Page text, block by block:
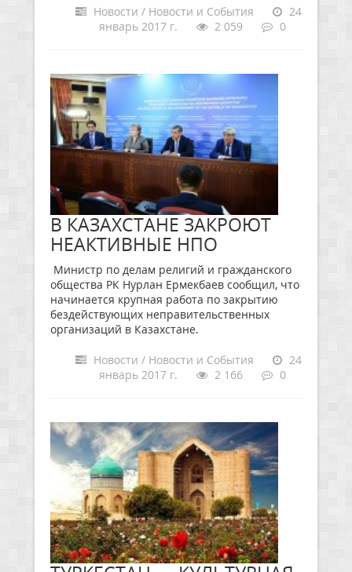
Новости / Новости и События
24
январь 2017 г.
2 059 0
В КАЗАХСТАНЕ ЗАКРОЮТ
НЕАКТИВНЫЕ НПО
Министр по делам религий и гражданского
общества РК Нурлан Ермекбаев сообщил, что
начинается крупная работа по закрытию
бездействующих неправительственных
организаций в Казахстане.
Новости / Новости и События
24
январь 2017 г.
2 166 0